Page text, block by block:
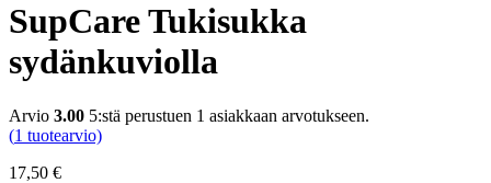
SupCare Tukisukka
sydänkuviolla
Arvio 3.00 5:stä perustuen 1 asiakkaan arvotukseen.
(1 tuotearvio)
17,50 €